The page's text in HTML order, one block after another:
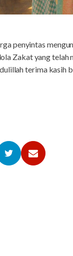
penyintas
Zakat yang
terima kasih